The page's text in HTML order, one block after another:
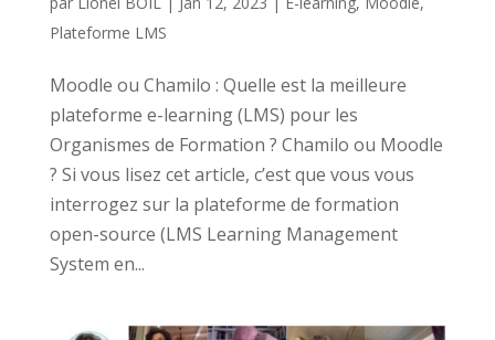
Plateforme LMS
Moodle ou Chamilo : Quelle est la meilleure
plateforme e-learning (LMS) pour les
Organismes de Formation ? Chamilo ou Moodle
? Si vous lisez cet article, c’est que vous vous
interrogez sur la plateforme de formation
open-source (LMS Learning Management
System en...